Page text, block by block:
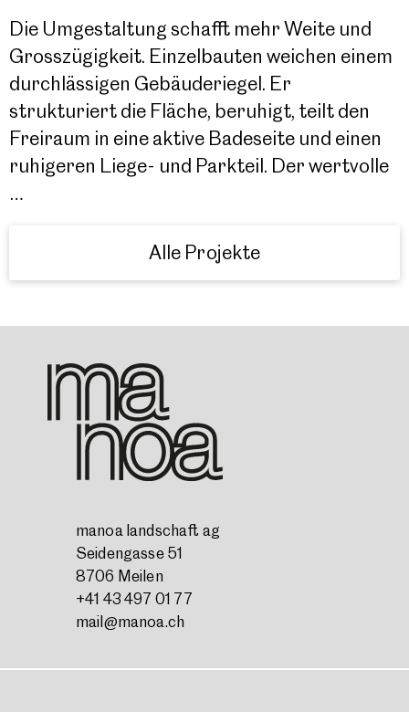
Die Umgestaltung schafft mehr Weite und
Grosszügigkeit. Einzelbauten weichen einem
durchlässigen Gebäuderiegel. Er
strukturiert die Fläche, beruhigt, teilt den
Freiraum in eine aktive Badeseite und einen
ruhigeren Liege- und Parkteil. Der wertvolle
…
Alle Projekte
manoa landschaft ag
Seidengasse 51
8706 Meilen
+41 43 497 01 77
mail@manoa.ch